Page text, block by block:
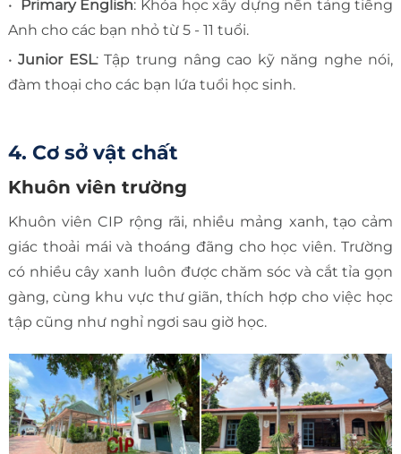
• Primary English: Khóa học xây dựng nền tảng tiếng
Anh cho các bạn nhỏ từ 5 - 11 tuổi.
•Junior ESL: Tập trung nâng cao kỹ năng nghe nói,
đàm thoại cho các bạn lứa tuổi học sinh.
4. Cơ sở vật chất
Khuôn viên trường
Khuôn viên CIP rộng rãi, nhiều mảng xanh, tạo cảm
giác thoải mái và thoáng đãng cho học viên. Trường
có nhiều cây xanh luôn được chăm sóc và cắt tỉa gọn
gàng, cùng khu vực thư giãn, thích hợp cho việc học
tập cũng như nghỉ ngơi sau giờ học.